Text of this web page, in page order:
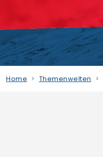
Home Themenwelten